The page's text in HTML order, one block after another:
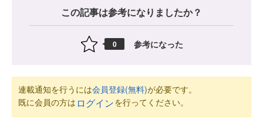
この記事は参考になりましたか？
0 参考になった
連載通知を行うには会員登録(無料)が必要です。
既に会員の方は ログインを行ってください。